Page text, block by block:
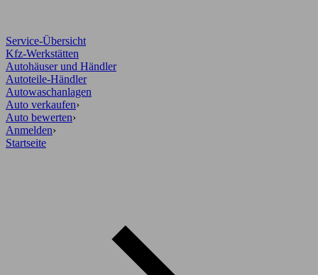
Service-Übersicht
Kfz-Werkstätten
Autohäuser und Händler
Autoteile-Händler
Autowaschanlagen
Auto verkaufen›
Auto bewerten›
Anmelden›
Startseite